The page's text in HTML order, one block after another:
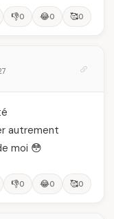
👎0 😂0 🥰0
autrement
moi 😳
👎0 😂0 🥰0